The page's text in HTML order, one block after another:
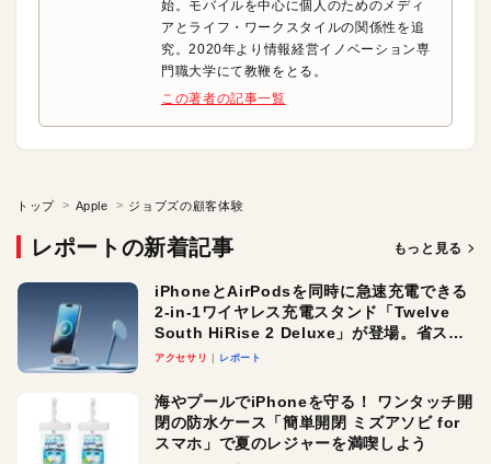
始。モバイルを中心に個人のためのメディ
アとライフ・ワークスタイルの関係性を追
究。2020年より情報経営イノベーション専
門職大学にて教鞭をとる。
この著者の記事一覧
トップ Apple ジョブズの顧客体験
レポートの新着記事 もっと見る
iPhoneとAirPodsを同時に急速充電できる
2-in-1ワイヤレス充電スタンド「Twelve
South HiRise 2 Deluxe」が登場。省スペ
ースでおしゃれに充電したい人にオスス
アクセサリ レポート
海やプールでiPhoneを守る！ ワンタッチ開
閉の防水ケース「簡単開閉 ミズアソビ for
スマホ」で夏のレジャーを満喫しよう